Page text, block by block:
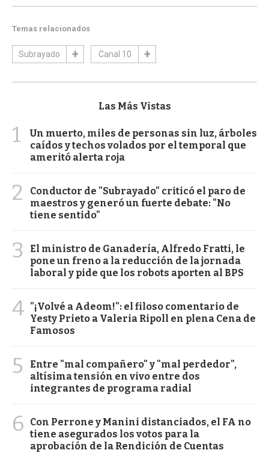
Temas relacionados
Subrayado Canal 10
Las Más Vistas
1
Un muerto, miles de personas sin luz, árboles
caídos y techos volados por el temporal que
ameritó alerta roja
2
Conductor de "Subrayado" criticó el paro de
maestros y generó un fuerte debate: "No
tiene sentido"
3
El ministro de Ganadería, Alfredo Fratti, le
pone un freno a la reducción de la jornada
laboral y pide que los robots aporten al BPS
4 "¡Volvé a Adeom!": el filoso comentario de
Yesty Prieto a Valeria Ripoll en plena Cena de
Famosos
5
Entre "mal compañero" y "mal perdedor",
altísima tensión en vivo entre dos
integrantes de programa radial
6
Con Perrone y Manini distanciados, el FA no
tiene asegurados los votos para la
aprobación de la Rendición de Cuentas